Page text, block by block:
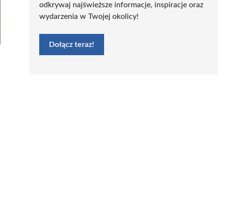
odkrywaj najświeższe informacje, inspiracje oraz
wydarzenia w Twojej okolicy!
Dołącz teraz!